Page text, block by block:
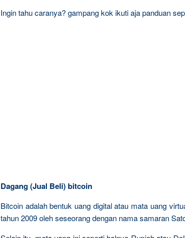
Ingin tahu caranya? gampang kok ikuti aja panduan
Dagang (Jual Beli) bitcoin
Bitcoin adalah bentuk uang digital atau mata uang
tahun 2009 oleh seseorang dengan nama samaran